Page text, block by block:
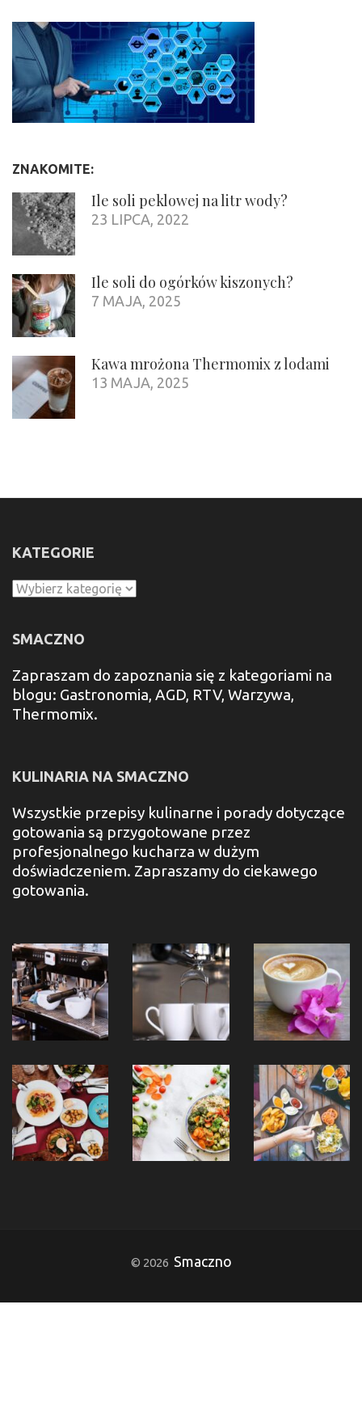
ZNAKOMITE:
Ile soli peklowej na litr wody?
23 LIPCA, 2022
Ile soli do ogórków kiszonych?
7 MAJA, 2025
Kawa mrożona Thermomix z lodami
13 MAJA, 2025
KATEGORIE
Kategorie
SMACZNO
Zapraszam do zapoznania się z kategoriami na
blogu: Gastronomia, AGD, RTV, Warzywa,
Thermomix.
KULINARIA NA SMACZNO
Wszystkie przepisy kulinarne i porady dotyczące
gotowania są przygotowane przez
profesjonalnego kucharza w dużym
doświadczeniem. Zapraszamy do ciekawego
gotowania.
© 2026 Smaczno